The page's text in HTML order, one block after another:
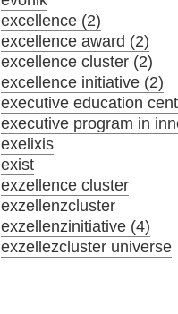
excellence (2)
excellence award (2)
excellence cluster (2)
excellence initiative (2)
executive education
executive program in
exelixis
exist
exzellence cluster
exzellenzcluster
exzellenzinitiative (4)
exzellezcluster universe